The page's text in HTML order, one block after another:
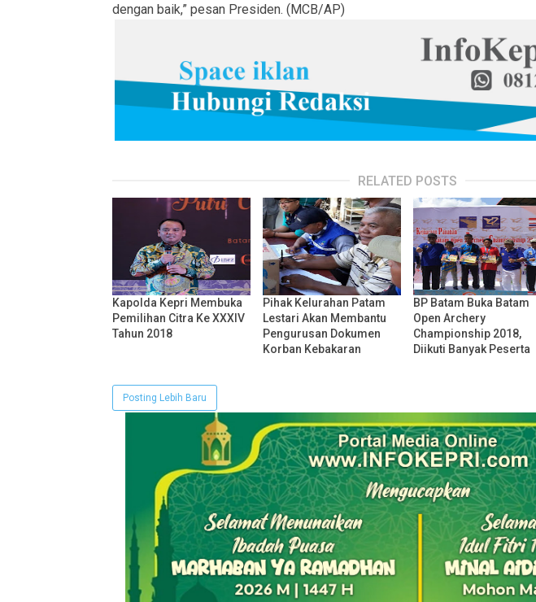
dengan baik,” pesan Presiden. (MCB/AP)
RELATED POSTS
Kapolda Kepri Membuka
Pemilihan Citra Ke XXXIV
Tahun 2018
Pihak Kelurahan Patam
Lestari Akan Membantu
Pengurusan Dokumen
Korban Kebakaran
BP Batam Buka Batam
Open Archery
Championship 2018,
Diikuti Banyak Peserta
Posting Lebih Baru